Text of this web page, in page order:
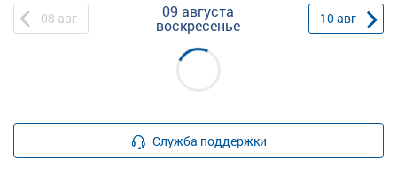
08 авг 09 августа
воскресенье 10авг
Служба поддержки